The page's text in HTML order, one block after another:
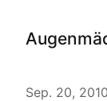
Sep. 20, 2010